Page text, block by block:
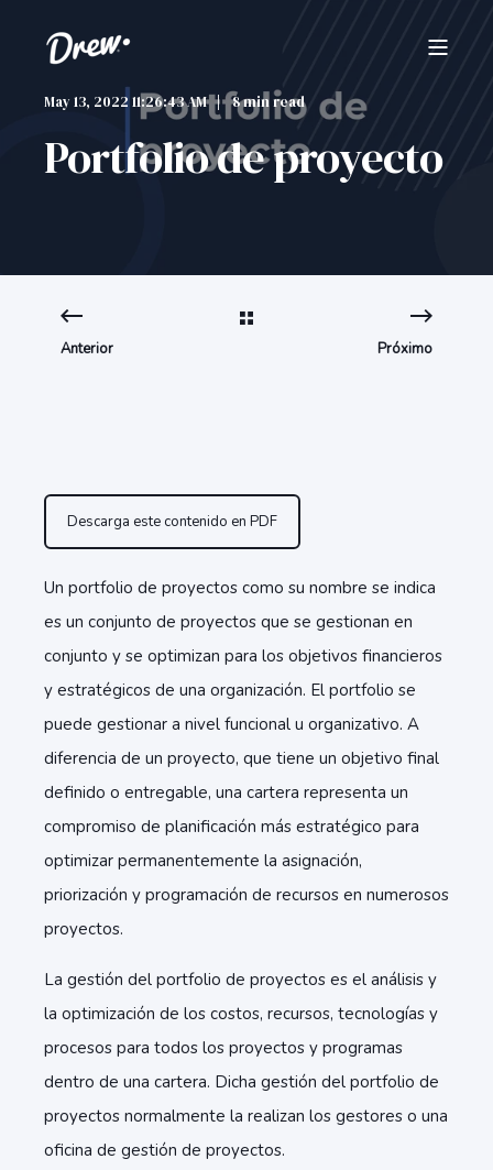
May 13, 2022 11:26:43 AM 8 min read
Portfolio de proyecto
Anterior Próximo
Descarga este contenido en PDF
Un portfolio de proyectos como su nombre se indica
es un conjunto de proyectos que se gestionan en
conjunto y se optimizan para los objetivos financieros
y estratégicos de una organización. El portfolio se
puede gestionar a nivel funcional u organizativo. A
diferencia de un proyecto, que tiene un objetivo final
definido o entregable, una cartera representa un
compromiso de planificación más estratégico para
optimizar permanentemente la asignación,
priorización y programación de recursos en numerosos
proyectos.
La gestión del portfolio de proyectos es el análisis y
la optimización de los costos, recursos, tecnologías y
procesos para todos los proyectos y programas
dentro de una cartera. Dicha gestión del portfolio de
proyectos normalmente la realizan los gestores o una
oficina de gestión de proyectos.